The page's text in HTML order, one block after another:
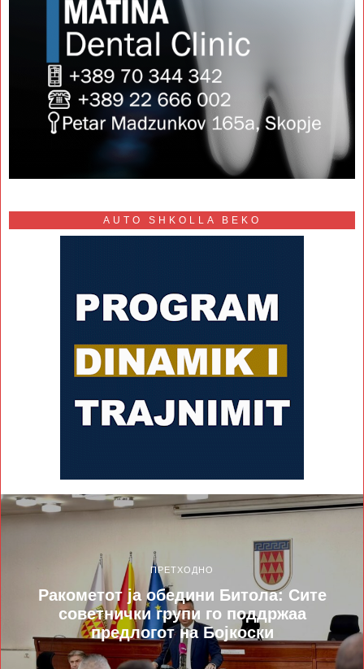
AUTO SHKOLLA BEKO
ПРЕТХОДНО
Ракометот ја обедини Битола: Сите
советнички групи го поддржаа
предлогот на Бојкоски